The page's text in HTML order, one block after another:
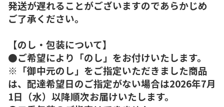
発送が遅れることがございますのであらかじめ
ご了承ください。
【のし・包装について】
●ご希望により「のし」をお付けいたします。
※「御中元のし」をご指定いただきました商品
は、配達希望日のご指定がない場合は2026年7月
1日（水）以降順次お届けいたします。